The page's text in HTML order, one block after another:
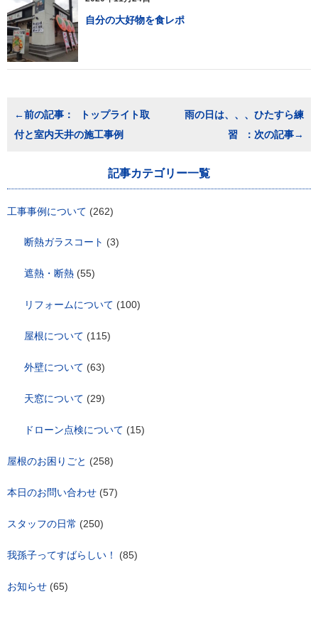
自分の大好物を食レポ
ナ
シ
ョ
ン
トップライト取
付と室内天井の施工事例
雨の日は、、、ひたすら練
習
記事カテゴリー一覧
工事事例について (262)
断熱ガラスコート (3)
遮熱・断熱 (55)
リフォームについて (100)
屋根について (115)
外壁について (63)
天窓について (29)
ドローン点検について (15)
屋根のお困りごと (258)
本日のお問い合わせ (57)
スタッフの日常 (250)
我孫子ってすばらしい！ (85)
お知らせ (65)